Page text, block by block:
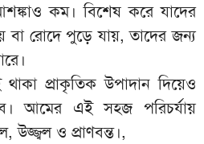
আশঙ্কাও কম। বিশেষ করে যাদের
বা রোদে পুড়ে যায়, তাদের জন্য
থাকা প্রাকৃতিক উপাদান দিয়েও
আমের এই সহজ পরিচর্যায়
ও প্রাণবন্ত।,